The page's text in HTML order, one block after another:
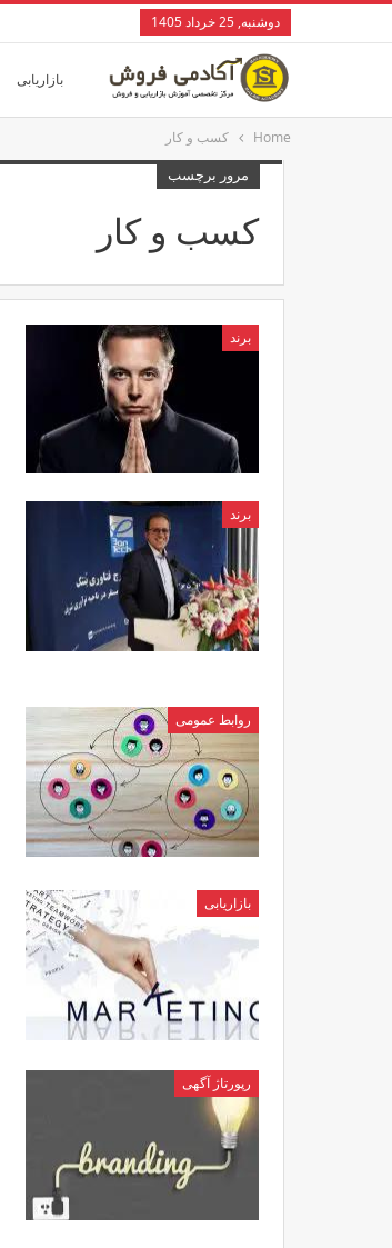
دوشنبه, 25 خرداد 1405
بازاریابی
Home کسب و کار
مرور برچسب
کسب و کار
برند
برند
روابط عمومی
بازاریابی
رپورتاژ آگهی